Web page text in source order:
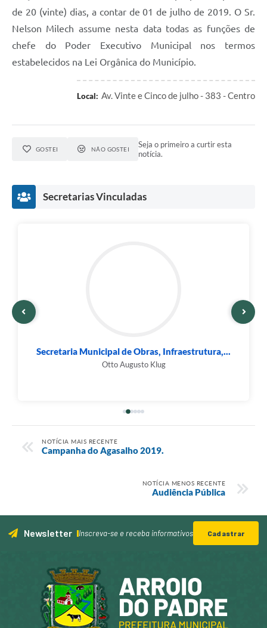
de 20 (vinte) dias, a contar de 01 de julho de 2019. O Sr.
Nelson Milech assume nesta data todas as funções de
chefe do Poder Executivo Municipal nos termos
estabelecidos na Lei Orgânica do Município.
Local: Av. Vinte e Cinco de julho - 383 - Centro
GOSTEI NÃO GOSTEI
Seja o primeiro a curtir esta
notícia.
Secretarias Vinculadas
Secretaria Municipal de Obras, Infraestrutura,...
Otto Augusto Klug
NOTÍCIA MAIS RECENTE
Campanha do Agasalho 2019.
NOTÍCIA MENOS RECENTE
Audiência Pública
Newsletter Inscreva-se e receba informativos Cadastrar